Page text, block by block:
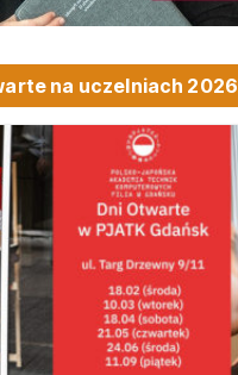
na uczelniach 2026